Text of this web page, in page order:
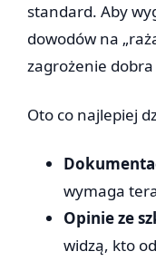
standard. Aby
dowodów na
zagrożenie dobra
Oto co najlepiej
wymaga
Opinie ze
widzą, kto